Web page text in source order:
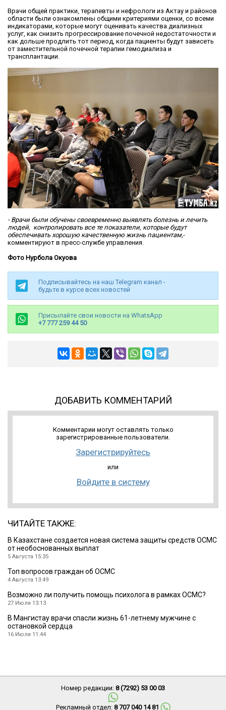
Врачи общей практики, терапевты и нефрологи из Актау и районов
области были ознакомлены общими критериями оценки, со всеми
индикаторами, которые могут оценивать качества диализных
услуг, как снизить прогрессирование почечной недостаточности и
как дольше продлить тот период, когда пациенты будут зависеть
от заместительной почечной терапии гемодиализа и
трансплантации.
- Врачи были обучены своевременно выявлять болезнь и лечить
людей, контролировать все те показатели, которые будут
обеспечивать хорошую качественную жизнь пациентам,-
комментируют в пресс-службе управления.
Фото Нурбола Окуова
Подписывайтесь на наш Telegram канал -
будьте в курсе всех новостей
Присылайте свои новости на WhatsApp
+7 777 259 44 50
ДОБАВИТЬ КОММЕНТАРИЙ
Комментарии могут оставлять только
зарегистрированные пользователи.
Зарегистрируйтесь
или
Войдите в систему
ЧИТАЙТЕ ТАКЖЕ:
В Казахстане создается новая система защиты средств ОСМС
от необоснованных выплат
5 Августа 15:35
Топ вопросов граждан об ОСМС
4 Августа 13:49
Возможно ли получить помощь психолога в рамках ОСМС?
27 Июля 13:13
В Мангистау врачи спасли жизнь 61-летнему мужчине с
остановкой сердца
16 Июля 11:44
Номер редакции: 8 (7292) 53 00 03
Рекламный отдел: 8 707 040 14 81